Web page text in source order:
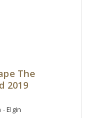
The
2019
Elgin